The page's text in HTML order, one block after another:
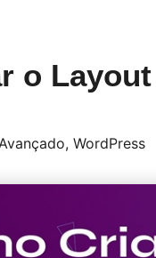
o
, WordPress